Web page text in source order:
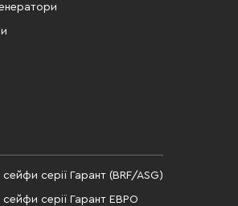
серії Гарант (BRF/ASG)
сейфи серії Гарант ЕВРО